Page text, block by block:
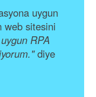
uygun
web sitesini
RPA
diye